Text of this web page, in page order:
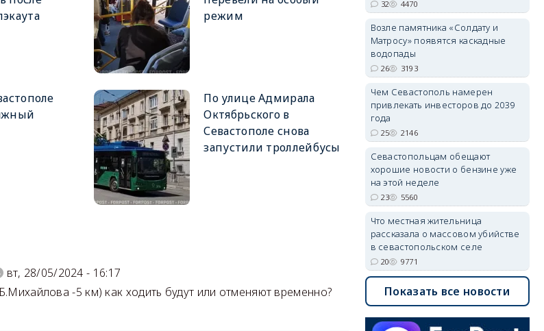
режим
По улице Адмирала
Октябрьского в
Севастополе снова
запустили троллейбусы
вт, 28/05/2024 - 16:17
-5 км) как ходить будут или отменяют временно?
32 4470
Возле памятника «Солдату и
Матросу» появятся каскадные
водопады
26 3193
Чем Севастополь намерен
привлекать инвесторов до 2039
года
25 2146
Севастопольцам обещают
хорошие новости о бензине уже
на этой неделе
23 5560
Что местная жительница
рассказала о массовом убийстве
в севастопольском селе
20 9771
Показать все новости